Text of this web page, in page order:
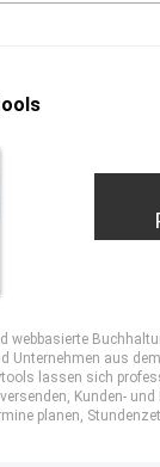
webbasierte
Unternehmen aus
lassen sich
Kunden-
planen,